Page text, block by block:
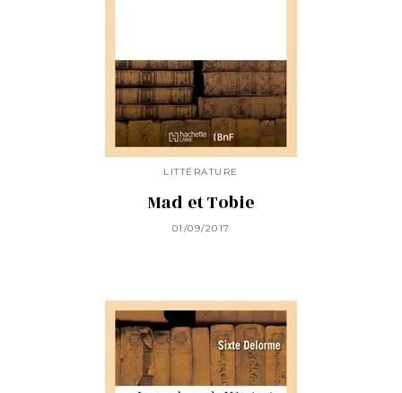
LITTÉRATURE
Mad et Tobie
01/09/2017